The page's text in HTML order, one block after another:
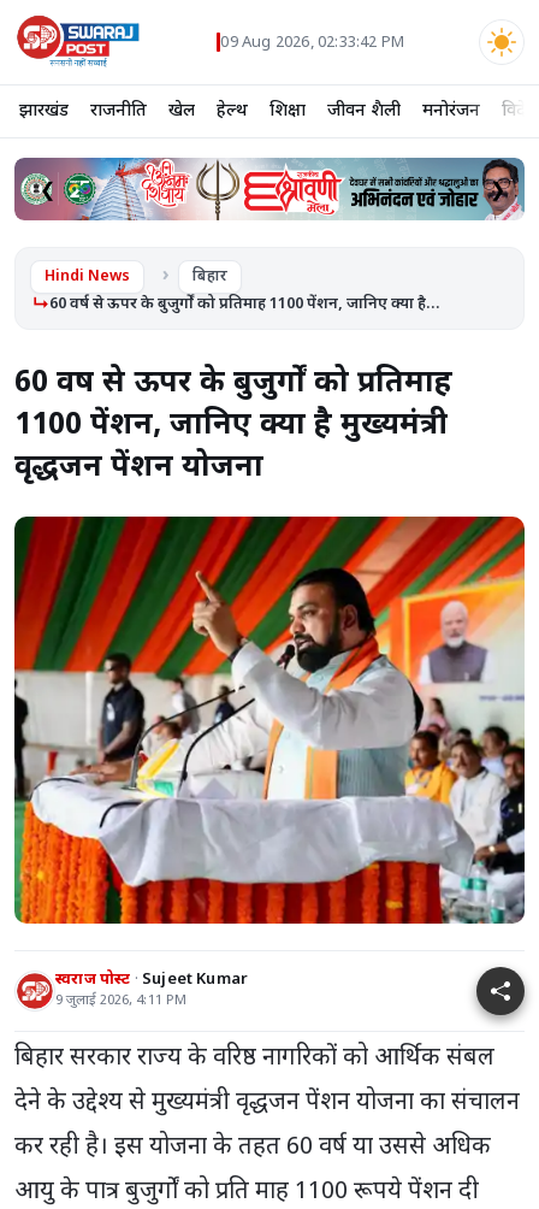
09 Aug 2026, 02:33:43 PM
झारखंड राजनीति खेल हेल्थ शिक्षा जीवन शैली मनोरंजन विदेश
❮ ❯
Hindi News बिहार
60 वर्ष से ऊपर के बुजुर्गों को प्रतिमाह 1100 पेंशन, जानिए क्या है...
60 वर्ष से ऊपर के बुजुर्गों को प्रतिमाह
1100 पेंशन, जानिए क्या है मुख्यमंत्री
वृद्धजन पेंशन योजना
स्वराज पोस्ट Sujeet Kumar
9 जुलाई 2026, 4:11 PM
बिहार सरकार राज्य के वरिष्ठ नागरिकों को आर्थिक संबल
देने के उद्देश्य से मुख्यमंत्री वृद्धजन पेंशन योजना का संचालन
कर रही है। इस योजना के तहत 60 वर्ष या उससे अधिक
आयु के पात्र बुजुर्गों को प्रति माह 1100 रूपये पेंशन दी